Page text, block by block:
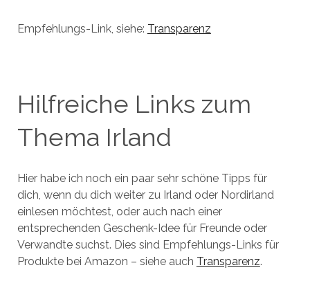
Empfehlungs-Link, siehe: Transparenz
Hilfreiche Links zum
Thema Irland
Hier habe ich noch ein paar sehr schöne Tipps für
dich, wenn du dich weiter zu Irland oder Nordirland
einlesen möchtest, oder auch nach einer
entsprechenden Geschenk-Idee für Freunde oder
Verwandte suchst. Dies sind Empfehlungs-Links für
Produkte bei Amazon – siehe auch Transparenz.